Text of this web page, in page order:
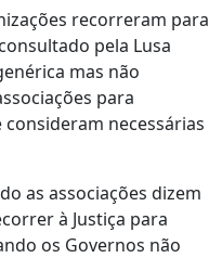
recorreram para
pela Lusa
mas não
para
necessárias
as associações dizem
à Justiça para
os Governos não